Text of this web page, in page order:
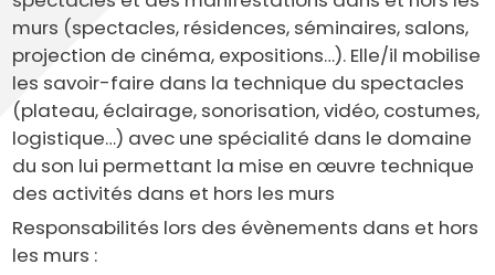
murs (spectacles, résidences, séminaires, salons,
projection de cinéma, expositions…). Elle/il mobilise
les savoir-faire dans la technique du spectacles
(plateau, éclairage, sonorisation, vidéo, costumes,
logistique…) avec une spécialité dans le domaine
du son lui permettant la mise en œuvre technique
des activités dans et hors les murs
Responsabilités lors des évènements dans et hors
les murs :